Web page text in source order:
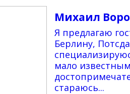
Михаил
Я предлагаю
Берлину,
мало
стараюсь...